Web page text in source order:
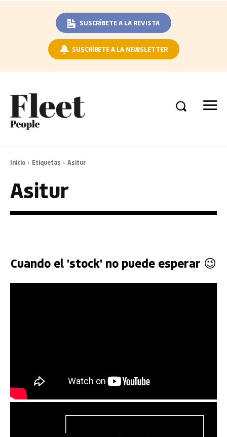
SUSCRÍBETE A LA REVISTA
SUSCRÍBETE A LA NEWSLETTER
Inicio Etiquetas Asitur
Asitur
Cuando el 'stock' no puede esperar 😉